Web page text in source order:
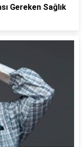
Gereken Sağlık